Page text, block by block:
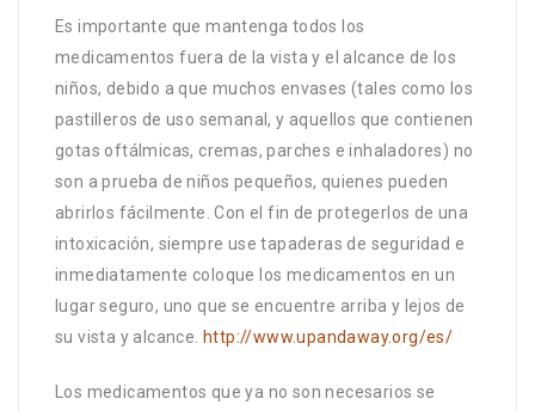
Es importante que mantenga todos los
medicamentos fuera de la vista y el alcance de los
niños, debido a que muchos envases (tales como los
pastilleros de uso semanal, y aquellos que contienen
gotas oftálmicas, cremas, parches e inhaladores) no
son a prueba de niños pequeños, quienes pueden
abrirlos fácilmente. Con el fin de protegerlos de una
intoxicación, siempre use tapaderas de seguridad e
inmediatamente coloque los medicamentos en un
lugar seguro, uno que se encuentre arriba y lejos de
su vista y alcance.
http://www.upandaway.org/es/
Los medicamentos que ya no son necesarios se